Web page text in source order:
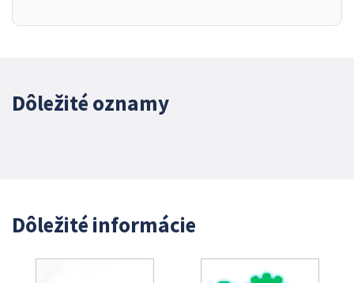
Dôležité oznamy
Dôležité informácie